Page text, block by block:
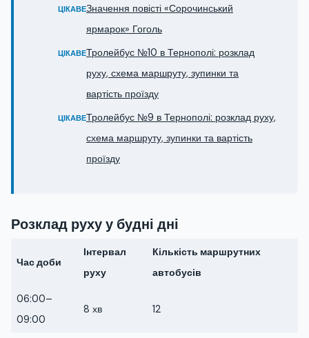
ЦІКАВЕЗначення повісті «Сорочинський
ярмарок» Гоголь
ЦІКАВЕТролейбус №10 в Тернополі: розклад
руху, схема маршруту, зупинки та
вартість проїзду
ЦІКАВЕТролейбус №9 в Тернополі: розклад руху,
схема маршруту, зупинки та вартість
проїзду
Розклад руху у будні дні
Час доби
Інтервал
руху
Кількість маршрутних
автобусів
06:00–
09:00
8 хв 12